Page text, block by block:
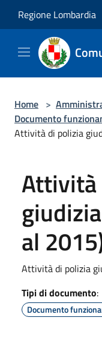
Regione Lombardia
Home >
Documento
Attività di polizia
al
Attività di polizia
Tipi di documento:
Documento